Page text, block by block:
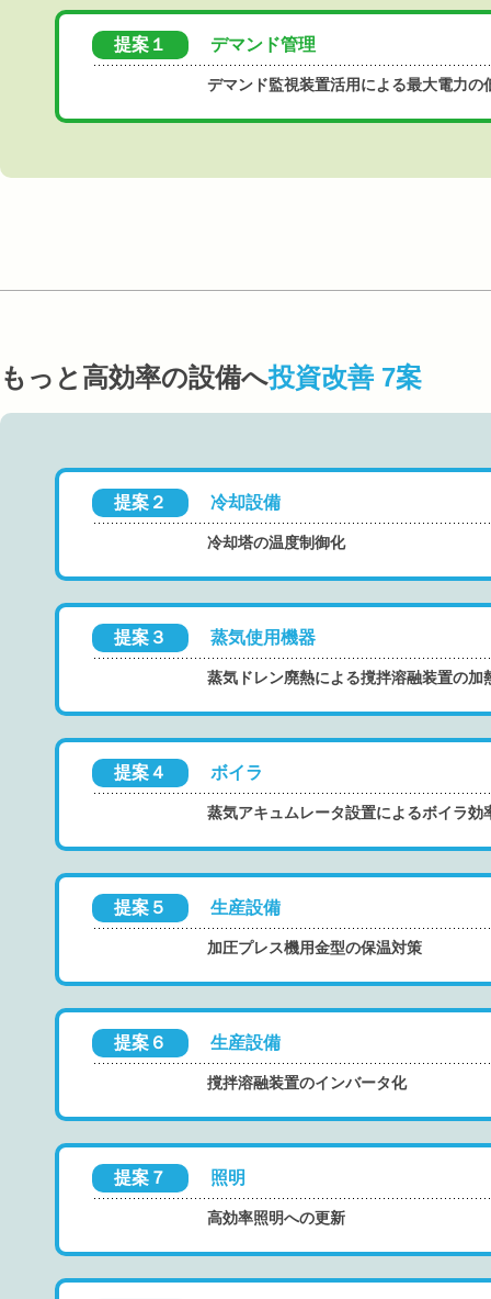
提案１ デマンド管理
デマンド監視装置活用による最大電力の
もっと高効率の設備へ投資改善 7案
提案２ 冷却設備
冷却塔の温度制御化
提案３ 蒸気使用機器
蒸気ドレン廃熱による撹拌溶融装置の加
提案４ ボイラ
蒸気アキュムレータ設置によるボイラ効
提案５ 生産設備
加圧プレス機用金型の保温対策
提案６ 生産設備
撹拌溶融装置のインバータ化
提案７ 照明
高効率照明への更新